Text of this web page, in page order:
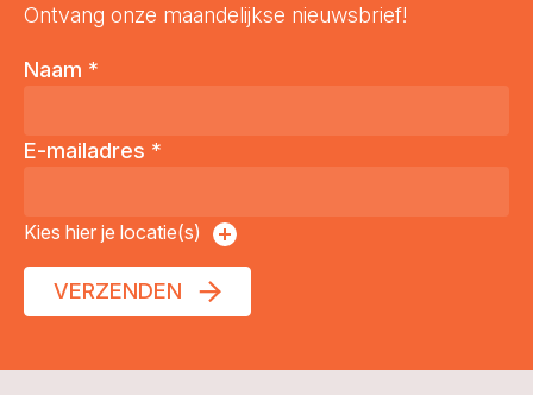
Ontvang onze maandelijkse nieuwsbrief!
Naam *
E-mailadres *
Kies hier je locatie(s)
VERZENDEN